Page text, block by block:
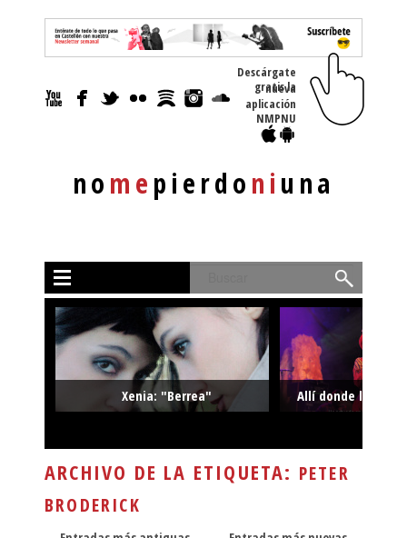
nomepierdoniuna
Descárgate
gratis la nueva
aplicación
NMPNU
Xenia: "Berrea" Allí donde la
ARCHIVO DE LA ETIQUETA: PETER
BRODERICK
Navegador de artículos